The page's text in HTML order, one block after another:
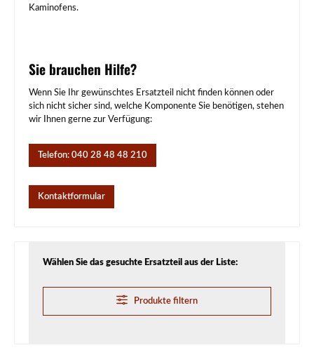
Kaminofens.
Sie brauchen Hilfe?
Wenn Sie Ihr gewünschtes Ersatzteil nicht finden können oder
sich nicht sicher sind, welche Komponente Sie benötigen, stehen
wir Ihnen gerne zur Verfügung:
Telefon: 040 28 48 48 210
Kontaktformular
Wählen Sie das gesuchte Ersatzteil aus der Liste:
Produkte filtern